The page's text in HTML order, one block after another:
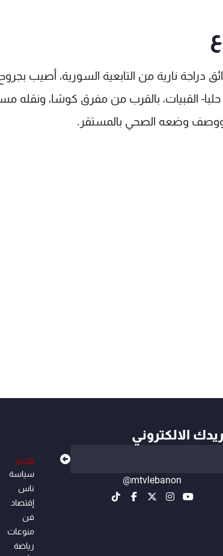
دراجة نارية من التابعية السورية، أصيب
القبيات، بالقرب من مفرق كوشا، ونقله
ووصف وضعه الصحي بالمستقر.
الالكتروني
@mtvlebanon
الأخبار
سياسة
ناس
إقتصاد
فن
منوعات
رياضة